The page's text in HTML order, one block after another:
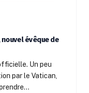
nouvel évêque de
Un peu
par le Vatican,